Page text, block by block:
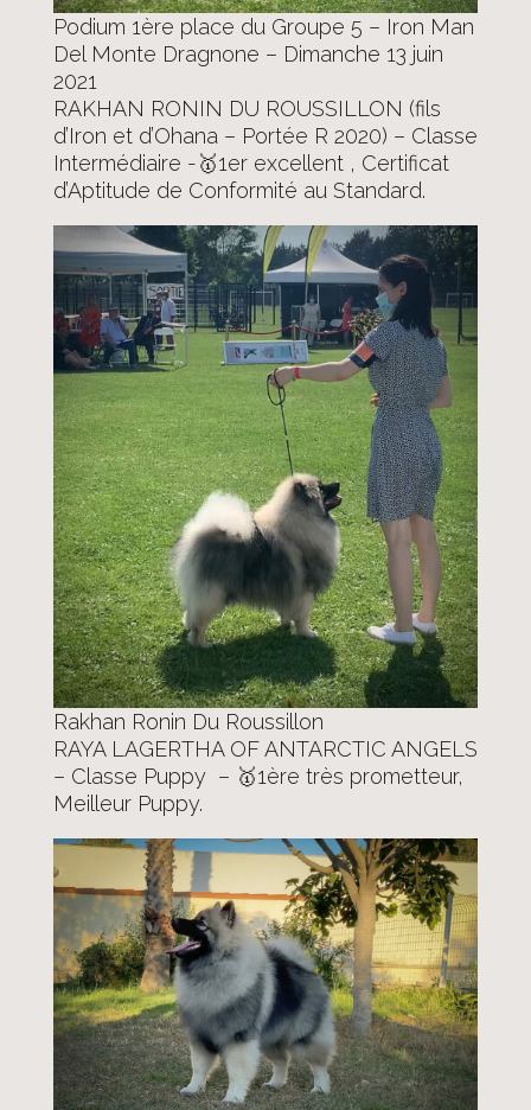
Podium 1ère place du Groupe 5 – Iron Man
Del Monte Dragnone – Dimanche 13 juin
2021
RAKHAN RONIN DU ROUSSILLON (fils
d’Iron et d’Ohana – Portée R 2020) – Classe
Intermédiaire -🥇1er excellent , Certificat
d’Aptitude de Conformité au Standard.
Rakhan Ronin Du Roussillon
RAYA LAGERTHA OF ANTARCTIC ANGELS
– Classe Puppy – 🥇1ère très prometteur,
Meilleur Puppy.